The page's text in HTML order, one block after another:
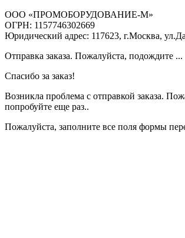
ООО «ПРОМОБОРУДОВАНИЕ-М»
ОГРН: 1157746302669
Юридический адрес: 117623, г.Москва,
Отправка заказа. Пожалуйста, подождите ...
Спасибо за заказ!
Возникла проблема с отправкой заказа.
попробуйте еще раз..
Пожалуйста, заполните все поля формы